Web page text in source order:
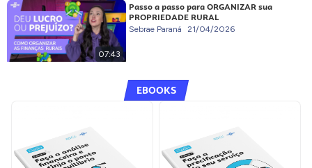
07:43
Passo a passo para ORGANIZAR sua
PROPRIEDADE RURAL
Sebrae Paraná 21/04/2026
EBOOKS